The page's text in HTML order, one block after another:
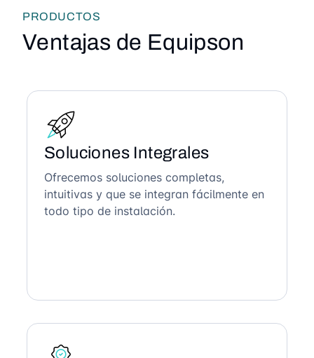
PRODUCTOS
Ventajas de Equipson
Soluciones Integrales
Ofrecemos soluciones completas,
intuitivas y que se integran fácilmente en
todo tipo de instalación.